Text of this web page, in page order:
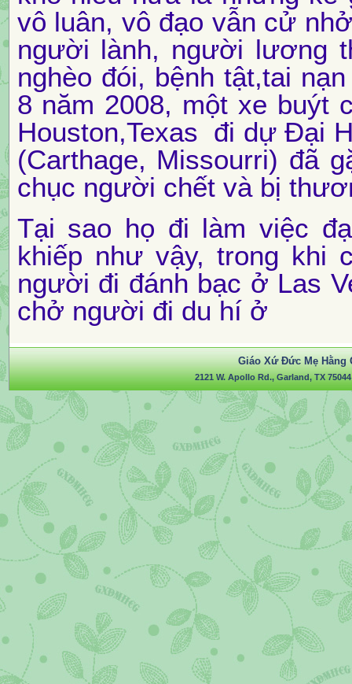
vô luân, vô đạo vẫn cử
người lành, người lương
nghèo đói, bệnh tật,tai
8 năm 2008, một xe buýt
Houston,Texas đi dự Đại
(Carthage, Missourri) đã
chục người chết và bị
Tại sao họ đi làm việc
khiếp như vậy, trong khi
người đi đánh bạc ở Las
chở người đi du hí ở
Giáo Xứ Đức Mẹ Hằng
2121 W. Apollo Rd., Garland, TX 75044